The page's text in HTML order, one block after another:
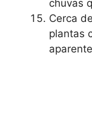
chuvas
Cerca
plantas